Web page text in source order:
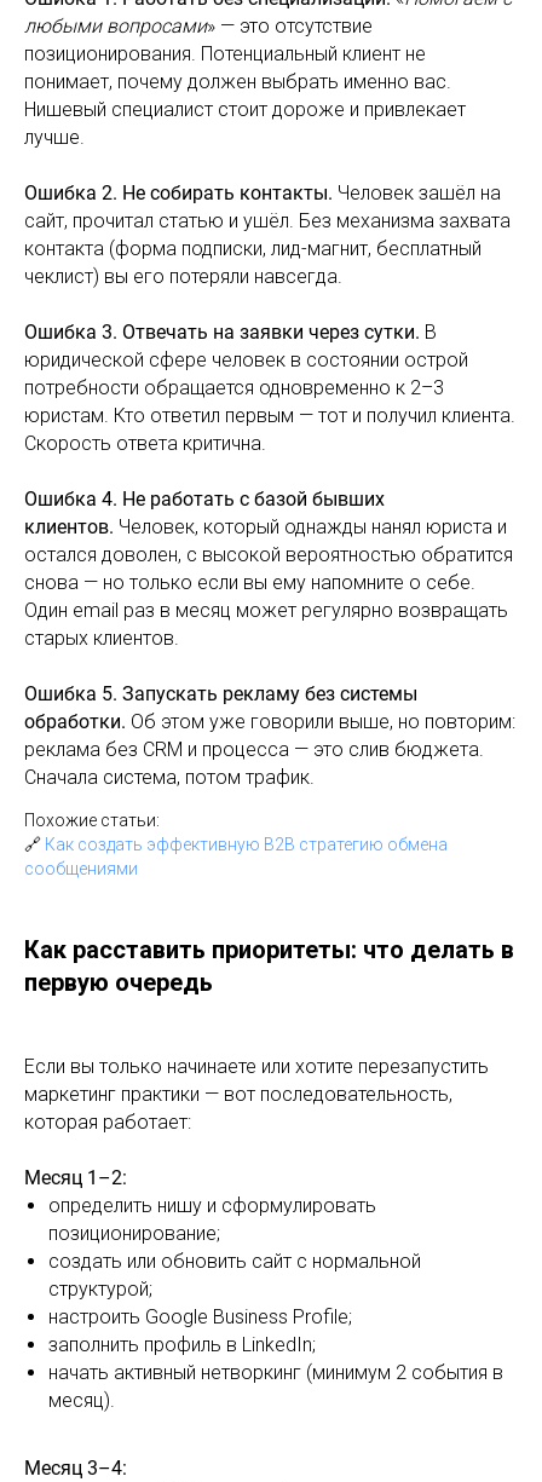
любыми вопросами» — это отсутствие
позиционирования. Потенциальный клиент не
понимает, почему должен выбрать именно вас.
Нишевый специалист стоит дороже и привлекает
лучше.
Ошибка 2. Не собирать контакты. Человек зашёл на
сайт, прочитал статью и ушёл. Без механизма захвата
контакта (форма подписки, лид-магнит, бесплатный
чеклист) вы его потеряли навсегда.
Ошибка 3. Отвечать на заявки через сутки. В
юридической сфере человек в состоянии острой
потребности обращается одновременно к 2–3
юристам. Кто ответил первым — тот и получил клиента.
Скорость ответа критична.
Ошибка 4. Не работать с базой бывших
клиентов. Человек, который однажды нанял юриста и
остался доволен, с высокой вероятностью обратится
снова — но только если вы ему напомните о себе.
Один email раз в месяц может регулярно возвращать
старых клиентов.
Ошибка 5. Запускать рекламу без системы
обработки. Об этом уже говорили выше, но повторим:
реклама без CRM и процесса — это слив бюджета.
Сначала система, потом трафик.
Похожие статьи:
🔗 Как создать эффективную B2B стратегию обмена
сообщениями
Как расставить приоритеты: что делать в
первую очередь
Если вы только начинаете или хотите перезапустить
маркетинг практики — вот последовательность,
которая работает:
Месяц 1–2:
определить нишу и сформулировать
позиционирование;
создать или обновить сайт с нормальной
структурой;
настроить Google Business Profile;
заполнить профиль в LinkedIn;
начать активный нетворкинг (минимум 2 события в
месяц).
Месяц 3–4: